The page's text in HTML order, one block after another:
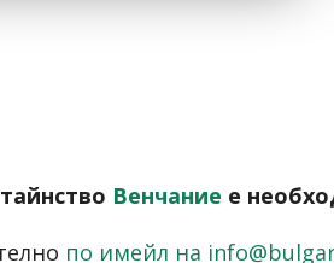
Венчание е
по имейл на